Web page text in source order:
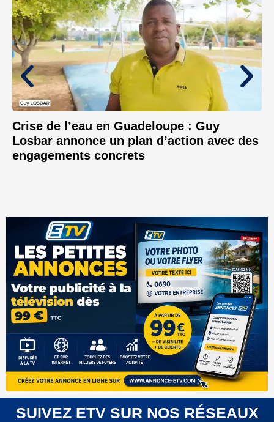
Crise de l’eau en Guadeloupe : Guy
Losbar annonce un plan d’action avec des
engagements concrets
SUIVEZ ETV SUR NOS RÉSEAUX